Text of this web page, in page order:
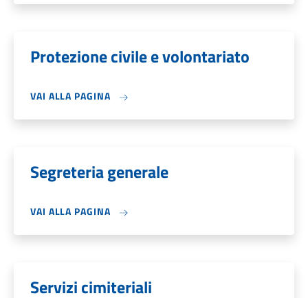
Protezione civile e volontariato
VAI ALLA PAGINA
Segreteria generale
VAI ALLA PAGINA
Servizi cimiteriali